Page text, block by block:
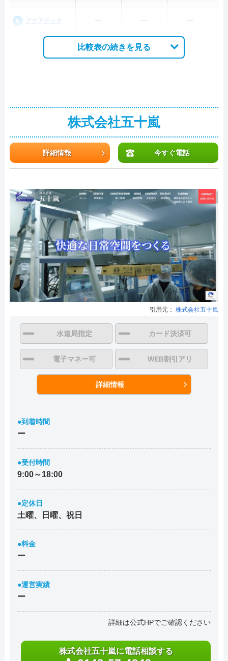
アクアテック
比較表の続きを見る
株式会社五十嵐
詳細情報 今すぐ電話
引用元： 株式会社五十嵐
水道局指定 カード決済可
電子マネー可 WEB割引アリ
詳細情報
●到着時間
ー
●受付時間
9:00～18:00
●定休日
土曜、日曜、祝日
●料金
ー
●運営実績
ー
詳細は公式HPでご確認ください
株式会社五十嵐に電話相談する